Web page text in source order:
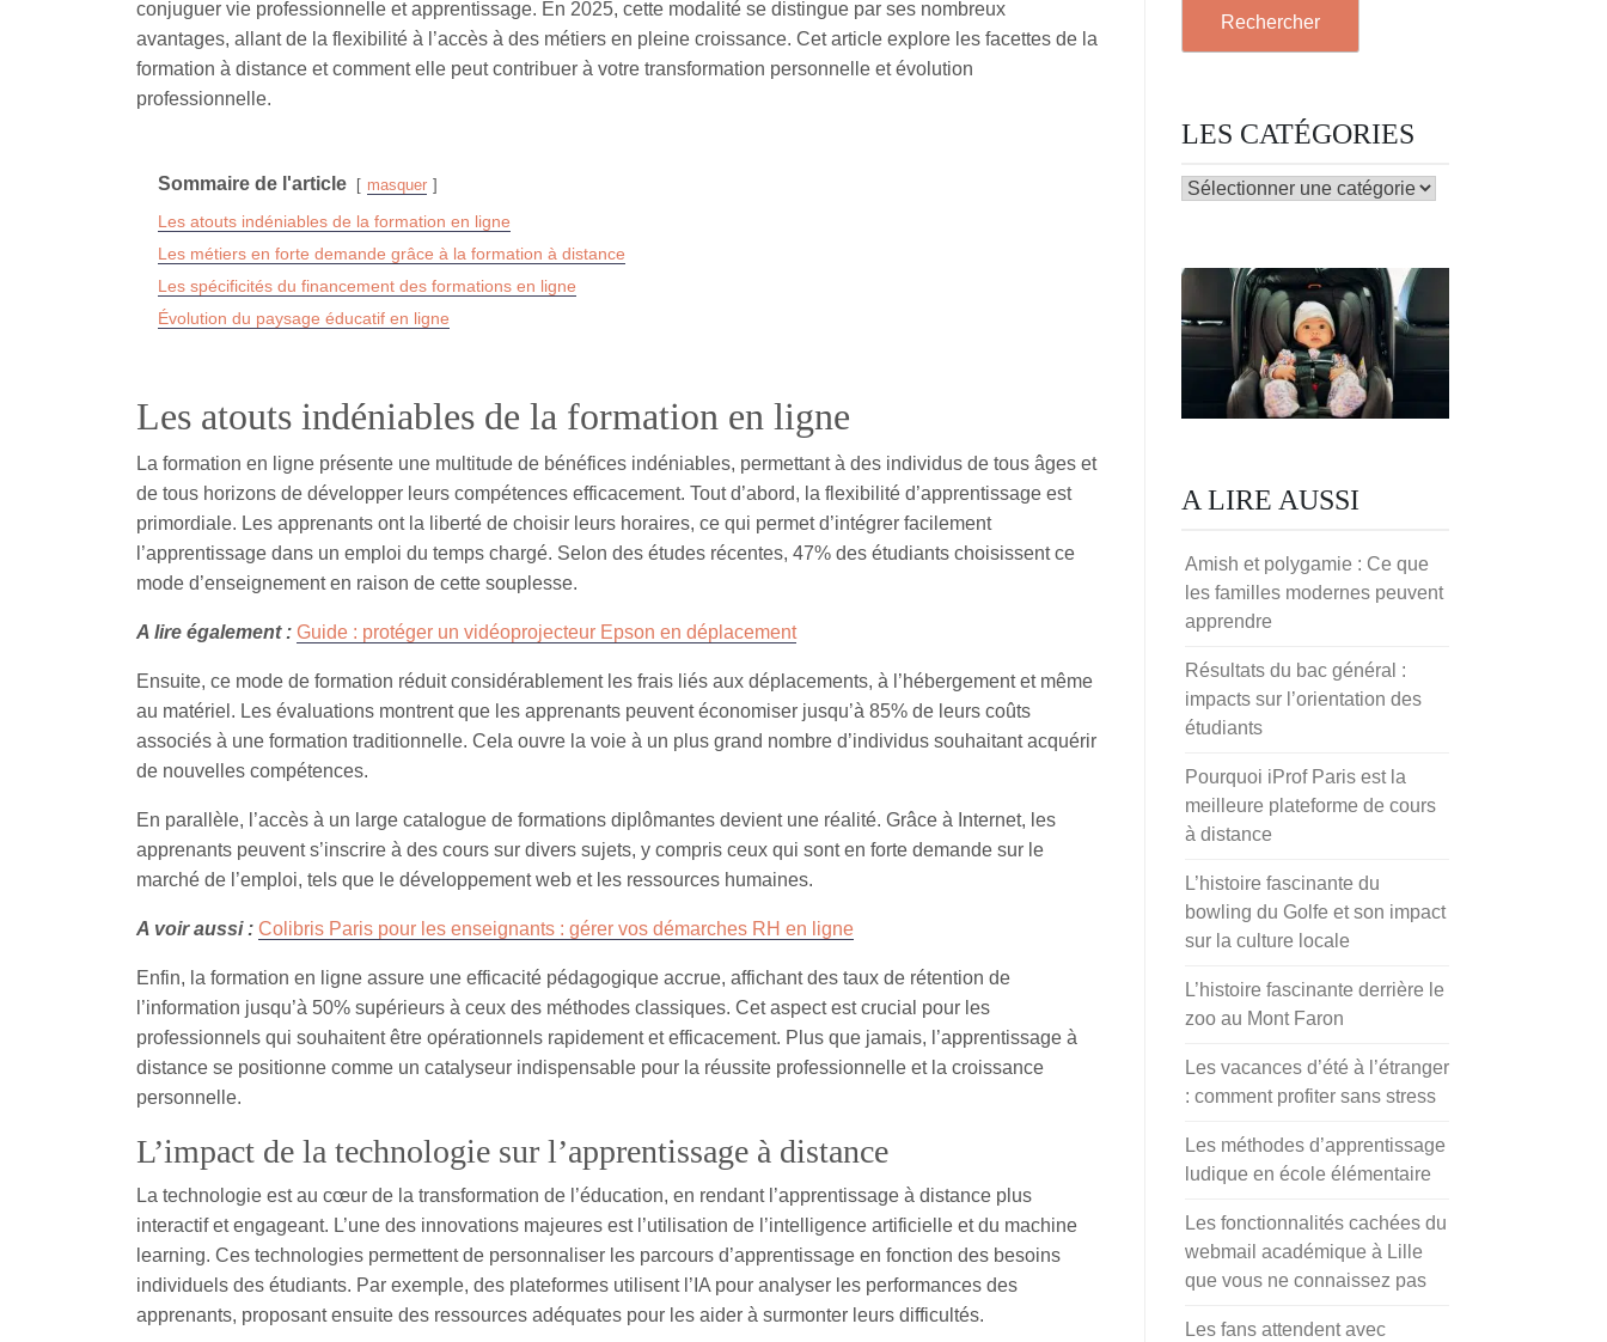
conjuguer vie professionnelle et apprentissage. En 2025, cette modalité se distingue par ses nombreux
avantages, allant de la flexibilité à l’accès à des métiers en pleine croissance. Cet article explore les facettes de la
formation à distance et comment elle peut contribuer à votre transformation personnelle et évolution
professionnelle.
Sommaire de l'article masquer
Les atouts indéniables de la formation en ligne
Les métiers en forte demande grâce à la formation à distance
Les spécificités du financement des formations en ligne
Évolution du paysage éducatif en ligne
Les atouts indéniables de la formation en ligne
La formation en ligne présente une multitude de bénéfices indéniables, permettant à des individus de tous âges et
de tous horizons de développer leurs compétences efficacement. Tout d’abord, la flexibilité d’apprentissage est
primordiale. Les apprenants ont la liberté de choisir leurs horaires, ce qui permet d’intégrer facilement
l’apprentissage dans un emploi du temps chargé. Selon des études récentes, 47% des étudiants choisissent ce
mode d’enseignement en raison de cette souplesse.
A lire également : Guide : protéger un vidéoprojecteur Epson en déplacement
Ensuite, ce mode de formation réduit considérablement les frais liés aux déplacements, à l’hébergement et même
au matériel. Les évaluations montrent que les apprenants peuvent économiser jusqu’à 85% de leurs coûts
associés à une formation traditionnelle. Cela ouvre la voie à un plus grand nombre d’individus souhaitant acquérir
de nouvelles compétences.
En parallèle, l’accès à un large catalogue de formations diplômantes devient une réalité. Grâce à Internet, les
apprenants peuvent s’inscrire à des cours sur divers sujets, y compris ceux qui sont en forte demande sur le
marché de l’emploi, tels que le développement web et les ressources humaines.
A voir aussi : Colibris Paris pour les enseignants : gérer vos démarches RH en ligne
Enfin, la formation en ligne assure une efficacité pédagogique accrue, affichant des taux de rétention de
l’information jusqu’à 50% supérieurs à ceux des méthodes classiques. Cet aspect est crucial pour les
professionnels qui souhaitent être opérationnels rapidement et efficacement. Plus que jamais, l’apprentissage à
distance se positionne comme un catalyseur indispensable pour la réussite professionnelle et la croissance
personnelle.
L’impact de la technologie sur l’apprentissage à distance
La technologie est au cœur de la transformation de l’éducation, en rendant l’apprentissage à distance plus
interactif et engageant. L’une des innovations majeures est l’utilisation de l’intelligence artificielle et du machine
learning. Ces technologies permettent de personnaliser les parcours d’apprentissage en fonction des besoins
individuels des étudiants. Par exemple, des plateformes utilisent l’IA pour analyser les performances des
apprenants, proposant ensuite des ressources adéquates pour les aider à surmonter leurs difficultés.
LES CATÉGORIES
LES
A LIRE AUSSI
Amish et polygamie : Ce que
les familles modernes peuvent
apprendre
Résultats du bac général :
impacts sur l’orientation des
étudiants
Pourquoi iProf Paris est la
meilleure plateforme de cours
à distance
L’histoire fascinante du
bowling du Golfe et son impact
sur la culture locale
L’histoire fascinante derrière le
zoo au Mont Faron
Les vacances d’été à l’étranger
: comment profiter sans stress
Les méthodes d’apprentissage
ludique en école élémentaire
Les fonctionnalités cachées du
webmail académique à Lille
que vous ne connaissez pas
Les fans attendent avec